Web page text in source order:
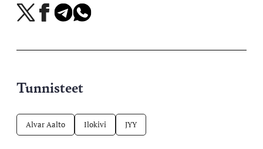
Jaa
X-
Jaa
Facebookissa
Jaa
Telegramissa
Jaa
WhatsAppissa
Tunnisteet
Alvar Aalto Ilokivi JYY